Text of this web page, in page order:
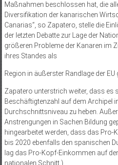
Maßnahmen beschlossen hat, die
Diversifikation der kanarischen
Canarias“, so Zapatero, stelle die
der letzten Debatte zur Lage der
größeren Probleme der Kanaren im
ihres Standes als
Region in äußerster Randlage der EU
Zapatero unterstrich weiter, dass es
Beschäftigtenzahl auf dem Archipel
Durchschnittsniveau zu heben.
Anstrengungen in Sachen Bildung
hingearbeitet werden, dass das Pro-
bis 2020 ebenfalls den spanischen
lag das Pro-Kopf-Einkommen auf
nationalen Schnitt.)